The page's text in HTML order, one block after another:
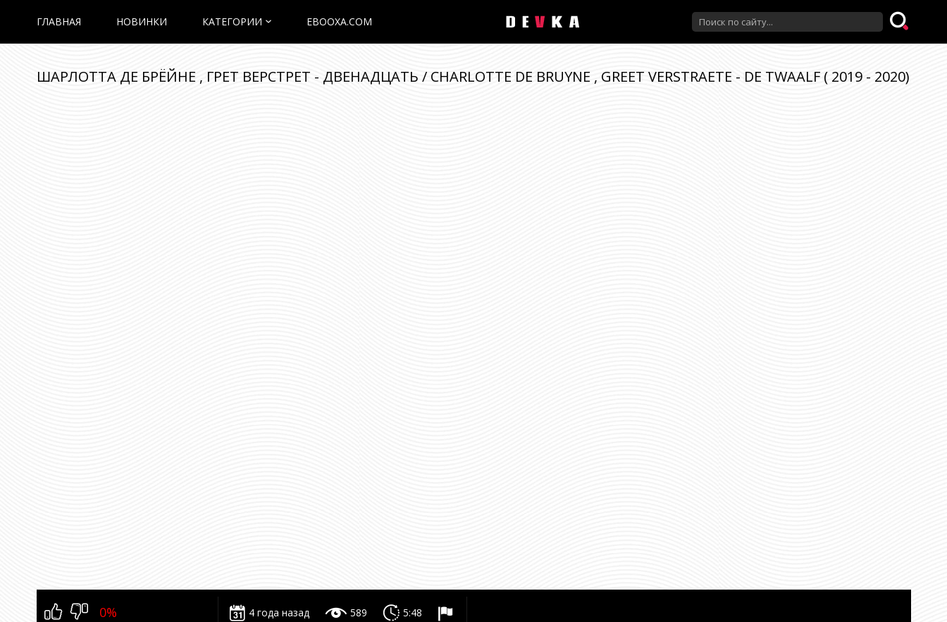
ГЛАВНАЯ НОВИНКИ КАТЕГОРИИ EBOOXA.COM
ШАРЛОТТА ДЕ БРЁЙНЕ , ГРЕТ ВЕРСТРЕТ - ДВЕНАДЦАТЬ / CHARLOTTE DE BRUYNE , GREET VERSTRAETE - DE TWAALF ( 2019 - 2020)
0% 4 года назад 589 5:48